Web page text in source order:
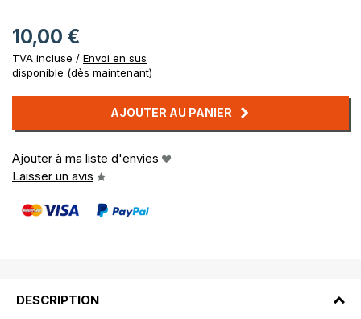
10,00 €
TVA incluse / Envoi en sus
disponible (dès maintenant)
AJOUTER AU PANIER
Ajouter à ma liste d'envies
Laisser un avis
DESCRIPTION